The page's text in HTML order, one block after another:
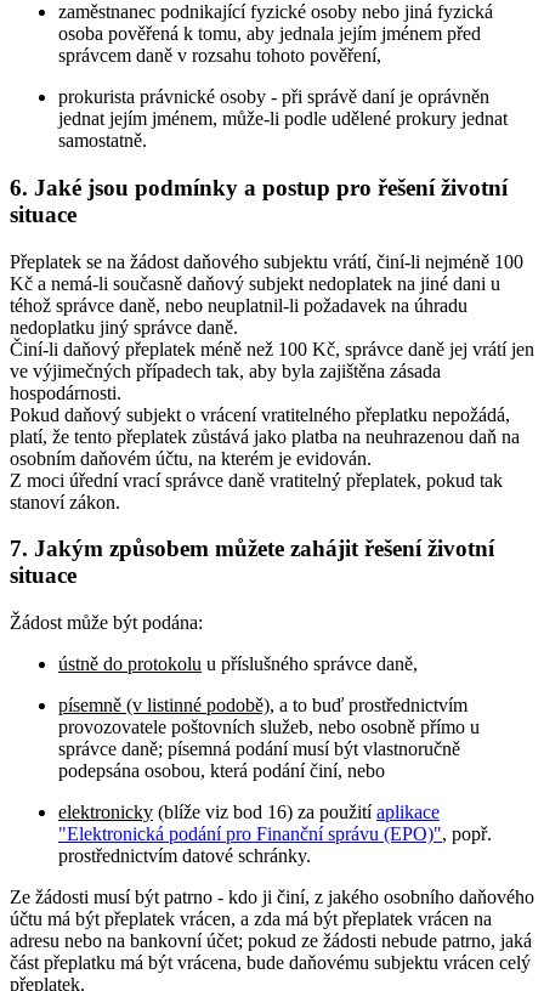
zaměstnanec podnikající fyzické osoby nebo jiná fyzická
osoba pověřená k tomu, aby jednala jejím jménem před
správcem daně v rozsahu tohoto pověření,
prokurista právnické osoby - při správě daní je oprávněn
jednat jejím jménem, může-li podle udělené prokury jednat
samostatně.
6. Jaké jsou podmínky a postup pro řešení životní
situace
Přeplatek se na žádost daňového subjektu vrátí, činí-li nejméně 100
Kč a nemá-li současně daňový subjekt nedoplatek na jiné dani u
téhož správce daně, nebo neuplatnil-li požadavek na úhradu
nedoplatku jiný správce daně.
Činí-li daňový přeplatek méně než 100 Kč, správce daně jej vrátí jen
ve výjimečných případech tak, aby byla zajištěna zásada
hospodárnosti.
Pokud daňový subjekt o vrácení vratitelného přeplatku nepožádá,
platí, že tento přeplatek zůstává jako platba na neuhrazenou daň na
osobním daňovém účtu, na kterém je evidován.
Z moci úřední vrací správce daně vratitelný přeplatek, pokud tak
stanoví zákon.
7. Jakým způsobem můžete zahájit řešení životní
situace
Žádost může být podána:
ústně do protokolu u příslušného správce daně,
písemně (v listinné podobě), a to buď prostřednictvím
provozovatele poštovních služeb, nebo osobně přímo u
správce daně; písemná podání musí být vlastnoručně
podepsána osobou, která podání činí, nebo
elektronicky (blíže viz bod 16) za použitíaplikace
"Elektronická podání pro Finanční správu (EPO)", popř.
prostřednictvím datové schránky.
Ze žádosti musí být patrno - kdo ji činí, z jakého osobního daňového
účtu má být přeplatek vrácen, a zda má být přeplatek vrácen na
adresu nebo na bankovní účet; pokud ze žádosti nebude patrno, jaká
část přeplatku má být vrácena, bude daňovému subjektu vrácen celý
přeplatek.